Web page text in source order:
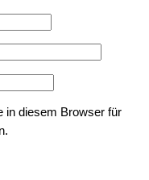
in diesem Browser für